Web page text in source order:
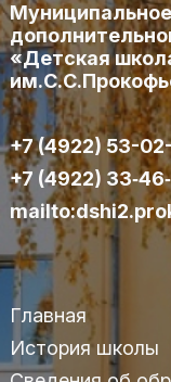
«Детская
+7 (4922) 53-
+7 (4922)
Главная
История школы